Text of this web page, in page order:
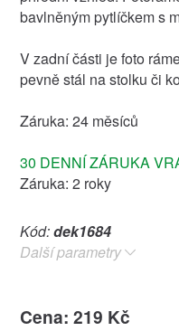
bavlněným pytlíčkem s
V zadní části je foto
pevně stál na stolku či
Záruka: 24 měsíců
30 DENNÍ ZÁRUKA
Záruka: 2 roky
Kód:dek1684
Další parametry
Cena: 219 Kč